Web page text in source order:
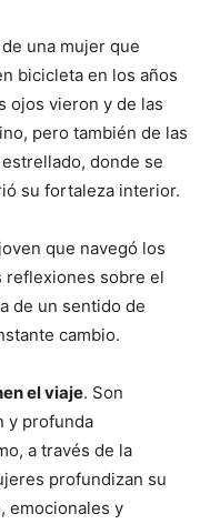
una mujer que
bicicleta en los años
ojos vieron y de las
pero también de las
donde se
su fortaleza interior.
que navegó los
reflexiones sobre el
de un sentido de
cambio.
el viaje. Son
y profunda
a través de la
profundizan su
emocionales y